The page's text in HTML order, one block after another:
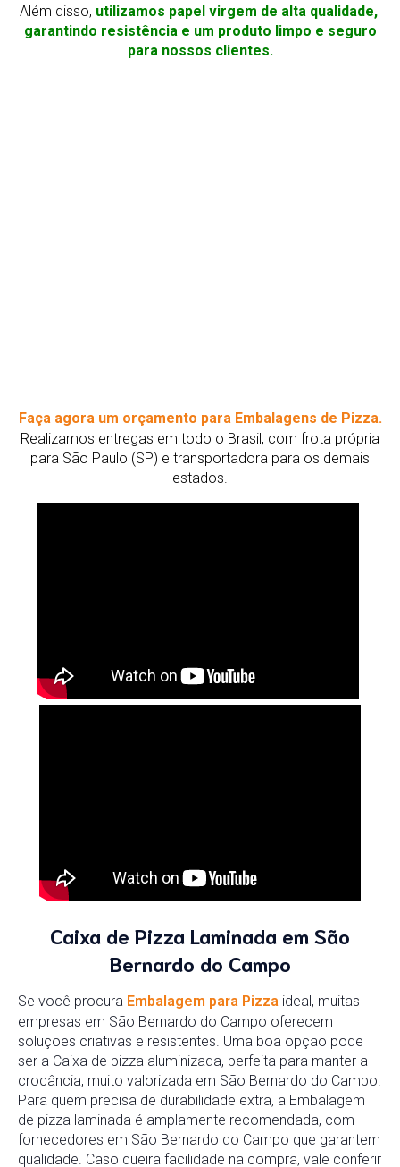
Além disso, utilizamos papel virgem de alta qualidade,
garantindo resistência e um produto limpo e seguro
para nossos clientes.
Faça agora um orçamento para Embalagens de Pizza.
Realizamos entregas em todo o Brasil, com frota própria
para São Paulo (SP) e transportadora para os demais
estados.
Caixa de Pizza Laminada em São
Bernardo do Campo
Se você procura Embalagem para Pizza ideal, muitas
empresas em São Bernardo do Campo oferecem
soluções criativas e resistentes. Uma boa opção pode
ser a Caixa de pizza aluminizada, perfeita para manter a
crocância, muito valorizada em São Bernardo do Campo.
Para quem precisa de durabilidade extra, a Embalagem
de pizza laminada é amplamente recomendada, com
fornecedores em São Bernardo do Campo que garantem
qualidade. Caso queira facilidade na compra, vale conferir